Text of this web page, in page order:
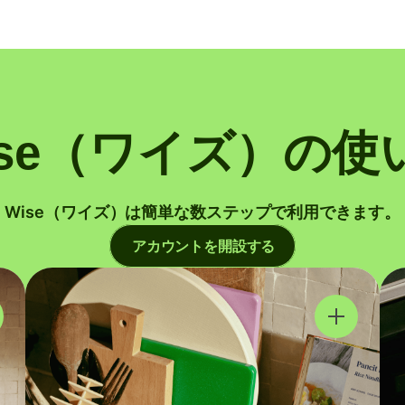
（ワイズ）の使
Wise（ワイズ）は簡単な数ステップで利用できます。
アカウントを開設する